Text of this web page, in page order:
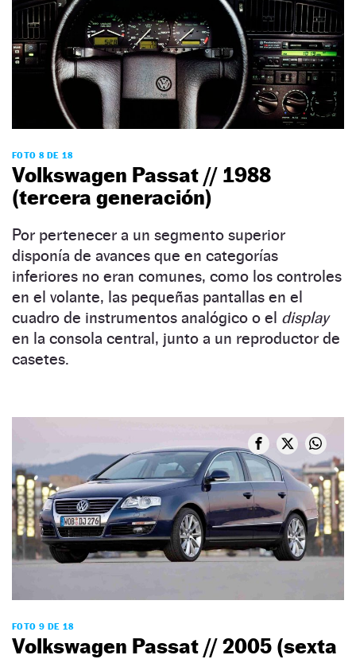
FOTO 8 DE 18
Volkswagen Passat // 1988
(tercera generación)
Por pertenecer a un segmento superior
disponía de avances que en categorías
inferiores no eran comunes, como los controles
en el volante, las pequeñas pantallas en el
cuadro de instrumentos analógico o el display
en la consola central, junto a un reproductor de
casetes.
FOTO 9 DE 18
Volkswagen Passat // 2005 (sexta